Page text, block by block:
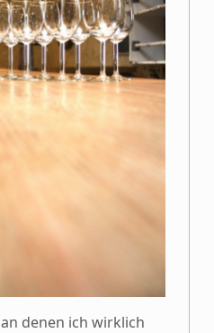
denen ich wirklich